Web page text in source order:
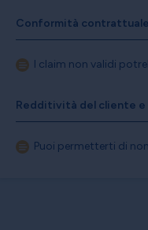
Conformità
I claim non validi
Redditività del cliente
Puoi permetterti di